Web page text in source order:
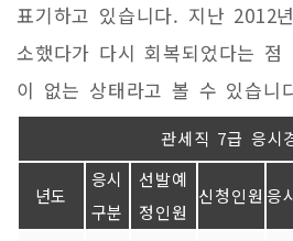
표기하고 있습니다. 지난 2012
소했다가 다시 회복되었다는 점
이 없는 상태라고 볼 수 있습니
관세직 7급 응시
년도
응시
구분
선발예
정인원
신청인원 응